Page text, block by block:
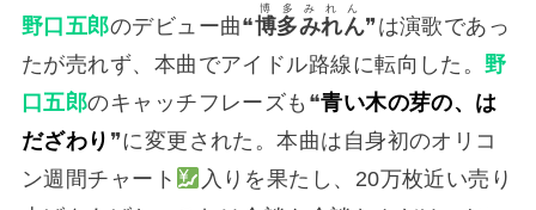
野口五郎のデビュー曲❝博多みれん
博多みれん
❞は演歌であっ
たが売れず、本曲でアイドル路線に転向した。 野
口五郎のキャッチフレーズも❝青い木の芽の、は
だざわり ❞に変更された。本曲は自身初のオリコ
ン週間チャート
入りを果たし、20万枚近い売り